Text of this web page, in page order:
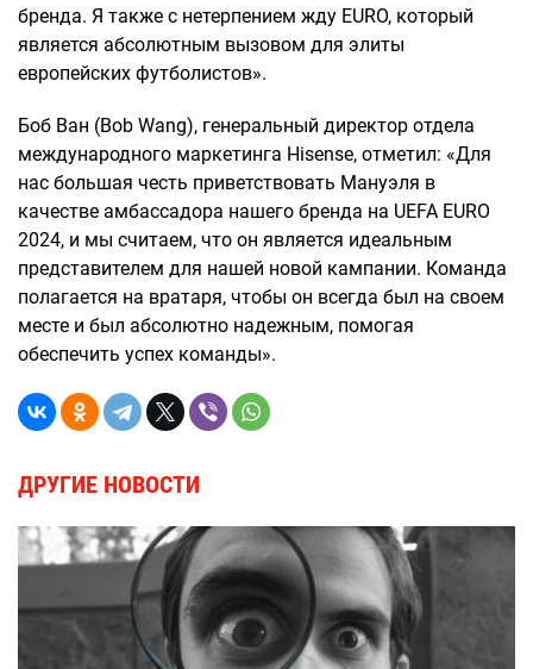
бренда. Я также с нетерпением жду EURO, который
является абсолютным вызовом для элиты
европейских футболистов».
Боб Ван (Bob Wang), генеральный директор отдела
международного маркетинга Hisense, отметил: «Для
нас большая честь приветствовать Мануэля в
качестве амбассадора нашего бренда на UEFA EURO
2024, и мы считаем, что он является идеальным
представителем для нашей новой кампании. Команда
полагается на вратаря, чтобы он всегда был на своем
месте и был абсолютно надежным, помогая
обеспечить успех команды».
ДРУГИЕ НОВОСТИ